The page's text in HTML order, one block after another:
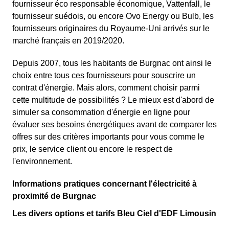
fournisseur éco responsable économique, Vattenfall, le
fournisseur suédois, ou encore Ovo Energy ou Bulb, les
fournisseurs originaires du Royaume-Uni arrivés sur le
marché français en 2019/2020.
Depuis 2007, tous les habitants de Burgnac ont ainsi le
choix entre tous ces fournisseurs pour souscrire un
contrat d'énergie. Mais alors, comment choisir parmi
cette multitude de possibilités ? Le mieux est d'abord de
simuler sa consommation d'énergie en ligne pour
évaluer ses besoins énergétiques avant de comparer les
offres sur des critères importants pour vous comme le
prix, le service client ou encore le respect de
l'environnement.
Informations pratiques concernant l'électricité à
proximité de Burgnac
Les divers options et tarifs Bleu Ciel d'EDF Limousin